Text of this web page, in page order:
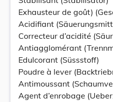
Exhausteur de goût)
Acidifiant
Correcteur d’acidité
Antiagglomérant
Edulcorant (Süssstoff)
Poudre à lever
Antimoussant
Agent d’enrobage